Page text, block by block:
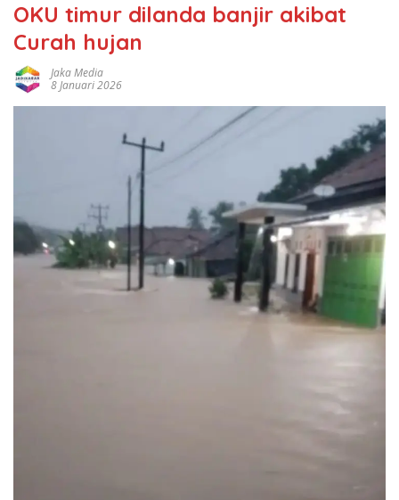
OKU timur dilanda banjir akibat
Curah hujan
Jaka Media
8 Januari 2026